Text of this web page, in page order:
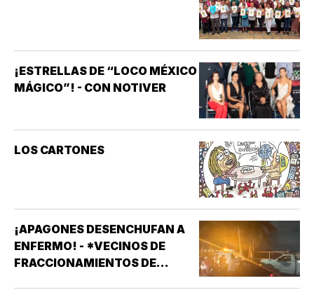
¡ESTRELLAS DE “LOCO MÉXICO
MÁGICO”! - CON NOTIVER
LOS CARTONES
¡APAGONES DESENCHUFAN A
ENFERMO! - *VECINOS DE
FRACCIONAMIENTOS DE